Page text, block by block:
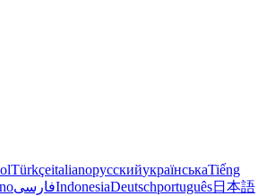
TürkçeitalianoрусскийукраїнськаTiếng
فارسیIndonesiaDeutschportuguês日本語